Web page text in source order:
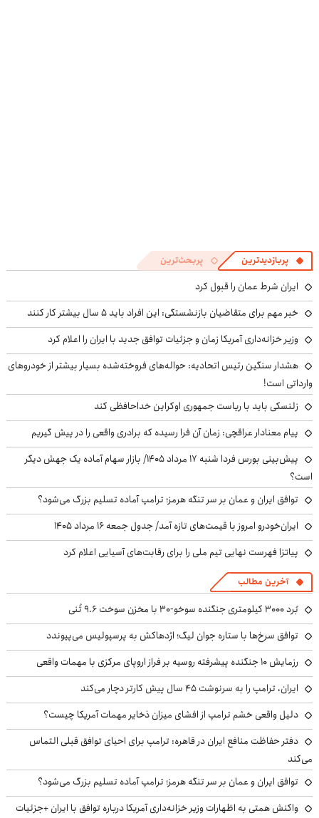
پربازدیدترین پربحث‌ترین
ایران شرط عمان را قبول کرد
خبر مهم برای متقاضیان بازنشستگی: این افراد باید ۵ سال بیشتر کار کنند
وزیر خزانه‌داری آمریکا زمان و جزئیات توافق جدید با ایران را اعلام کرد
هشدار سنگین رئیس اتحادیه: حواله‌های فروخته‌شده بسیار بیشتر از خودروهای
وارداتی است!
زلنسکی باید با ریاست جمهوری اوکراین خداحافظی کند
پیام معنادار عراقچی: زمان آن فرا رسیده که برادری واقعی را در پیش گیریم
پیش‌بینی بورس فردا شنبه ۱۷ مرداد ۱۴۰۵/ بازار سهام آماده یک جهش دیگر
است؟
توافق ایران و عمان بر سر تنگه هرمز؛ ترامپ آماده تسلیم بزرگ می‌شود؟
ایران‌خودرو امروز با قیمت‌های تازه آمد/ جدول جمعه ۱۶ مرداد ۱۴۰۵
پیاتزا فهرست نهایی تیم ملی را برای رقابت‌های آسیایی اعلام کرد
آخرین مطالب
بُرد ۳۰۰۰ کیلومتری جنگنده سوخو-۳۰ با مخزن سوخت ۹.۶ تُنی
توافق سرخ‌ها با ستاره جوان لیگ؛ اژدهاکش به پرسپولیس می‌پیوندد
رزمایش ۱۰ جنگنده پیشرفته روسیه بر فراز اروپای مرکزی با مهمات واقعی
ایران، ترامپ را به سرنوشت ۴۵ سال پیش کارتر دچار می‌کند
دلیل واقعی خشم ترامپ از افشای میزان ذخایر مهمات آمریکا چیست؟
دفتر حفاظت منافع ایران در قاهره: ترامپ برای احیای توافق قبلی التماس
می‌کند
توافق ایران و عمان بر سر تنگه هرمز؛ ترامپ آماده تسلیم بزرگ می‌شود؟
واکنش همتی به اظهارات وزیر خزانه‌داری آمریکا درباره توافق با ایران +جزئیات